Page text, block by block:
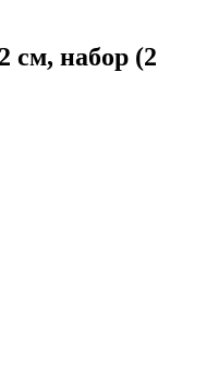
см, набор (2